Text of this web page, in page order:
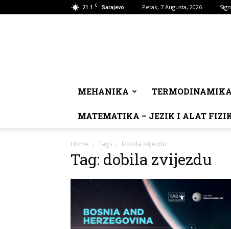
21.1 C Sarajevo Petak, 7 Augusta, 2026
MEHANIKA TERMODINAMIKA
MATEMATIKA – JEZIK I ALAT
Home Tags Dobila zvijezdu
Tag: dobila zvijezdu